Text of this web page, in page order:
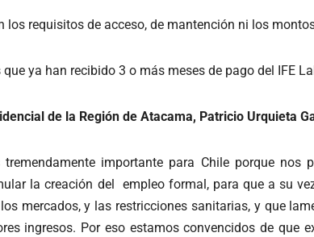
los requisitos de acceso, de mantención ni los
ya han recibido 3 o más meses de pago del IFE
de la Región de Atacama, Patricio Urquieta
tremendamente importante para Chile porque
la creación del empleo formal, para que a su
mercados, y las restricciones sanitarias, y que
ingresos. Por eso estamos convencidos de que